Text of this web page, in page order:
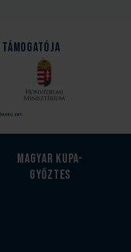
Magyar kupa-
győztes